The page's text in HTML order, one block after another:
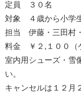
定員 ３０名
対象 ４歳から小学
担当 伊藤・三田村
料金 ￥２,１００（
室内用シューズ・雪
い。
キャンセルは１２月